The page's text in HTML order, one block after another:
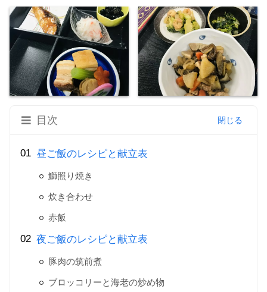
目次
昼ご飯のレシピと献立表
鰤照り焼き
炊き合わせ
赤飯
夜ご飯のレシピと献立表
豚肉の筑前煮
ブロッコリーと海老の炒め物